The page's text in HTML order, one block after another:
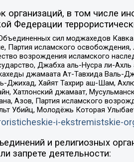
в том числе
Федерации
сил моджахедов
Партия исламского
возрождения исламского
Джабха аль-Нусра ли-
джамаата Ат-Тавхида Валь-
Джихад, Хайят Тахрир аш-Шам,
Хатлонский джамаат,
Азов, Партия исламского
Убийц, Молодёжь Которая
i-ekstremistskie-
и религиозных
запрете деятельности: